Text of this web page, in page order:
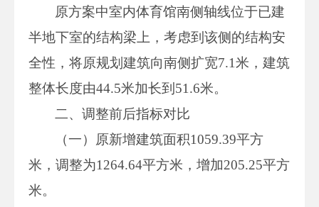
原方案中室内体育馆南侧轴线位于已建
半地下室的结构梁上，考虑到该侧的结构安
全性，将原规划建筑向南侧扩宽7.1米，建筑
整体长度由44.5米加长到51.6米。
二、调整前后指标对比
（一）原新增建筑面积1059.39平方
米，调整为1264.64平方米，增加205.25平方
米。